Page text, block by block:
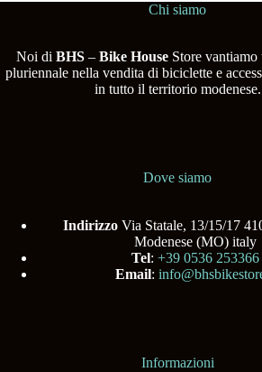
Chi siamo
Noi di BHS– Bike HouseStore vantiamo
pluriennale nella vendita di biciclette e
in tutto il territorio modenese.
Dove siamo
Indirizzo Via Statale, 13/15/17
Modenese (MO) italy
Tel:+39 0536 253366
Email:
Informazioni